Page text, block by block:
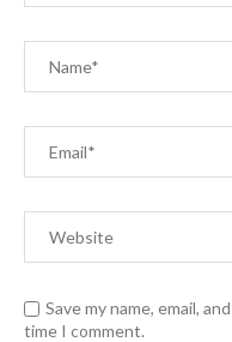
Save my name, email,
time I comment.